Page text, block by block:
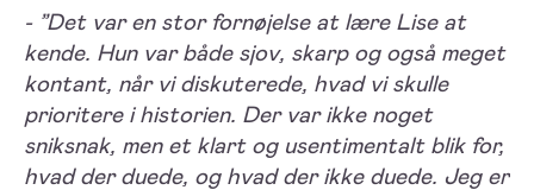
- ”Det var en stor fornøjelse at lære Lise at
kende. Hun var både sjov, skarp og også meget
kontant, når vi diskuterede, hvad vi skulle
prioritere i historien. Der var ikke noget
sniksnak, men et klart og usentimentalt blik for,
hvad der duede, og hvad der ikke duede. Jeg er